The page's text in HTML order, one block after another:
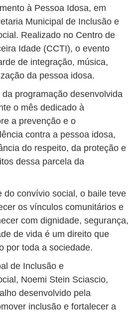
à Pessoa Idosa, em
Municipal de Inclusão e
Realizado no Centro de
Idade (CCTI), o evento
de integração, música,
da pessoa idosa.
programação desenvolvida
o mês dedicado à
a prevenção e o
contra a pessoa idosa,
do respeito, da proteção e
dessa parcela da
do convívio social, o baile teve
os vínculos comunitários e
com dignidade, segurança,
de vida é um direito que
por toda a sociedade.
de Inclusão e
Noemi Stein Sciascio,
desenvolvido pela
inclusão e fortalecer a